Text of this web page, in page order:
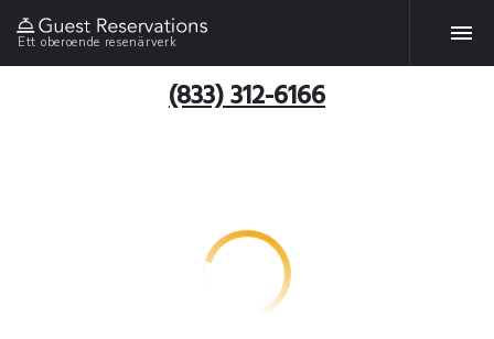
Ett oberoende resenärverk
(833) 312-6166